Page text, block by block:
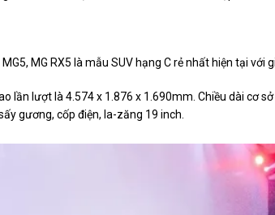
MG RX5 là mẫu SUV hạng C rẻ nhất hiện tại với
lần lượt là 4.574 x 1.876 x 1.690mm. Chiều dài cơ
gương, cốp điện, la-zăng 19 inch.